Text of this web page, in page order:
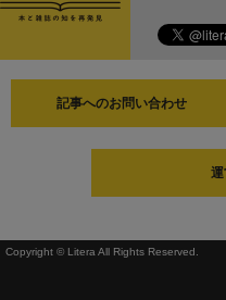
記事へのお問い合わせ
運
Copyright © Litera All Rights Reserved.